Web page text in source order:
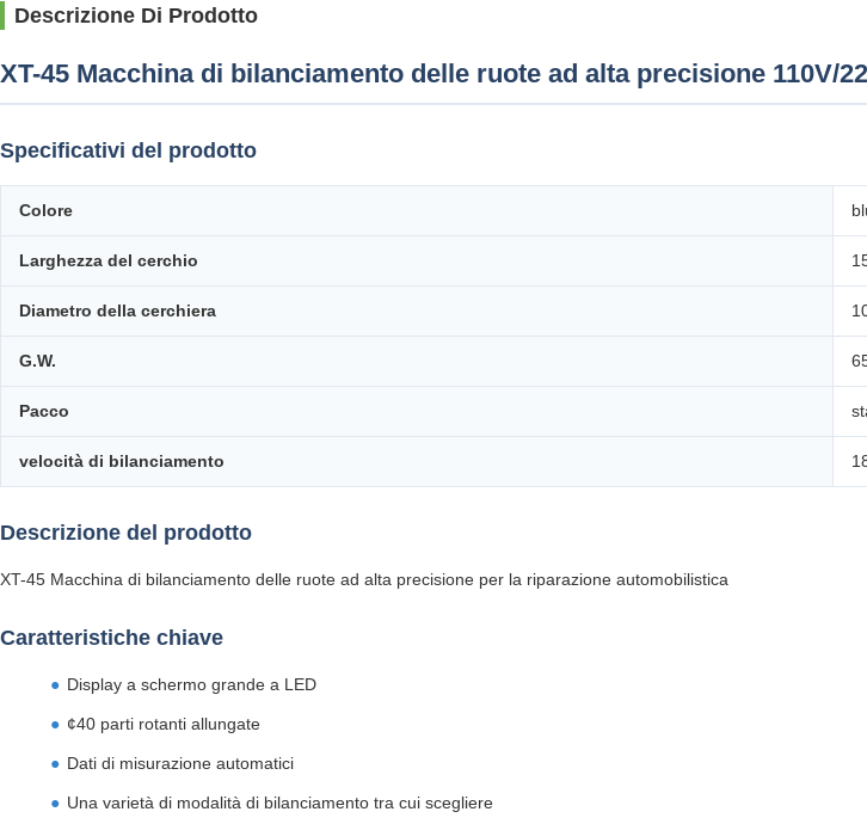
Descrizione Di Prodotto
XT-45 Macchina di bilanciamento delle ruote ad alta precisione 110V/
Specificativi del prodotto
Colore
Larghezza del cerchio
Diametro della cerchiera
G.W.
Pacco
velocità di bilanciamento
Descrizione del prodotto
XT-45 Macchina di bilanciamento delle ruote ad alta precisione per la riparazione automobilistica
Caratteristiche chiave
Display a schermo grande a LED
¢40 parti rotanti allungate
Dati di misurazione automatici
Una varietà di modalità di bilanciamento tra cui scegliere